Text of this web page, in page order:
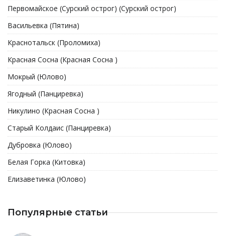
Первомайское (Сурский острог) (Сурский острог)
Васильевка (Пятина)
Краснотальск (Проломиха)
Красная Сосна (Красная Сосна )
Мокрый (Юлово)
Ягодный (Панциревка)
Никулино (Красная Сосна )
Старый Колдаис (Панциревка)
Дубровка (Юлово)
Белая Горка (Китовка)
Елизаветинка (Юлово)
Популярные статьи